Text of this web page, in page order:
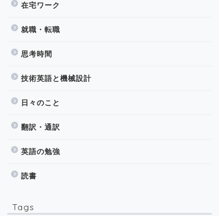
在宅ワーク
就職・転職
思考時間
技術英語と機械設計
日々のこと
翻訳・通訳
英語の勉強
読書
Tags